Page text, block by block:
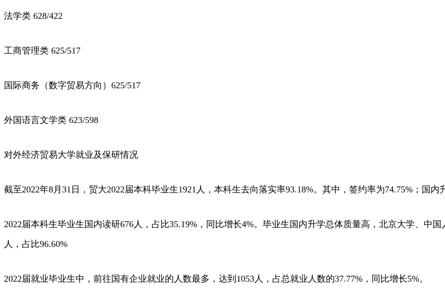
法学类 628/422
工商管理类 625/517
国际商务（数字贸易方向）625/517
外国语言文学类 623/598
对外经济贸易大学就业及保研情况
截至2022年8月31日，贸大2022届本科毕业生1921人，本科生去向落实率93.18%。其中，签约率为74.75%；国
2022届本科生毕业生国内读研676人，占比35.19%，同比增长4%。毕业生国内升学总体质量高，北京大学、中
人，占比96.60%
2022届就业毕业生中，前往国有企业就业的人数最多，达到1053人，占总就业人数的37.77%，同比增长5%。